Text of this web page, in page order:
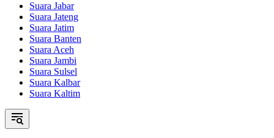
Suara Jabar
Suara Jateng
Suara Jatim
Suara Banten
Suara Aceh
Suara Jambi
Suara Sulsel
Suara Kalbar
Suara Kaltim